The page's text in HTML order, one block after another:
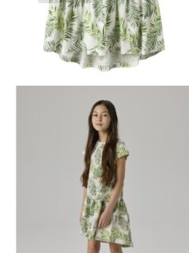
Ostoskori on tyhjä.
Takaisin kauppaan